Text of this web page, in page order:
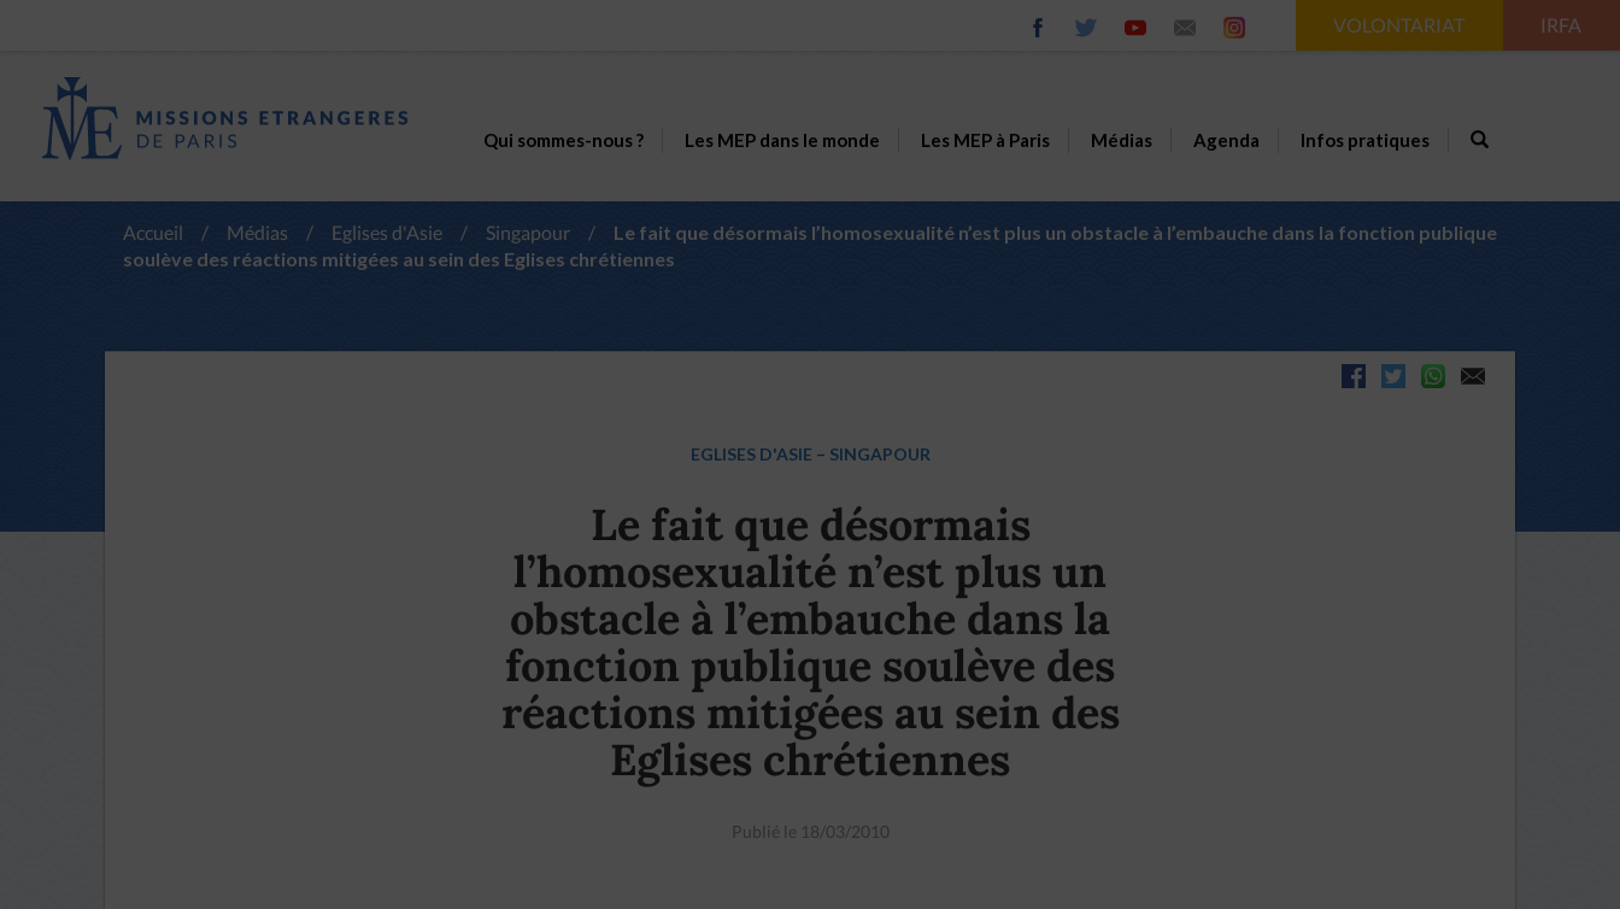
VOLONTARIAT IRFA
Qui sommes-nous ? Les MEP dans le monde Les MEP à Paris Médias Agenda Infos pratiques
Accueil / Médias / Eglises d'Asie / Singapour /
Le fait que désormais l’homosexualité n’est plus un obstacle à l’embauche dans la fonction publique
soulève des réactions mitigées au sein des Eglises chrétiennes
EGLISES D'ASIE – SINGAPOUR
Le fait que désormais
l’homosexualité n’est plus un
obstacle à l’embauche dans la
fonction publique soulève des
réactions mitigées au sein des
Eglises chrétiennes
Publié le 18/03/2010